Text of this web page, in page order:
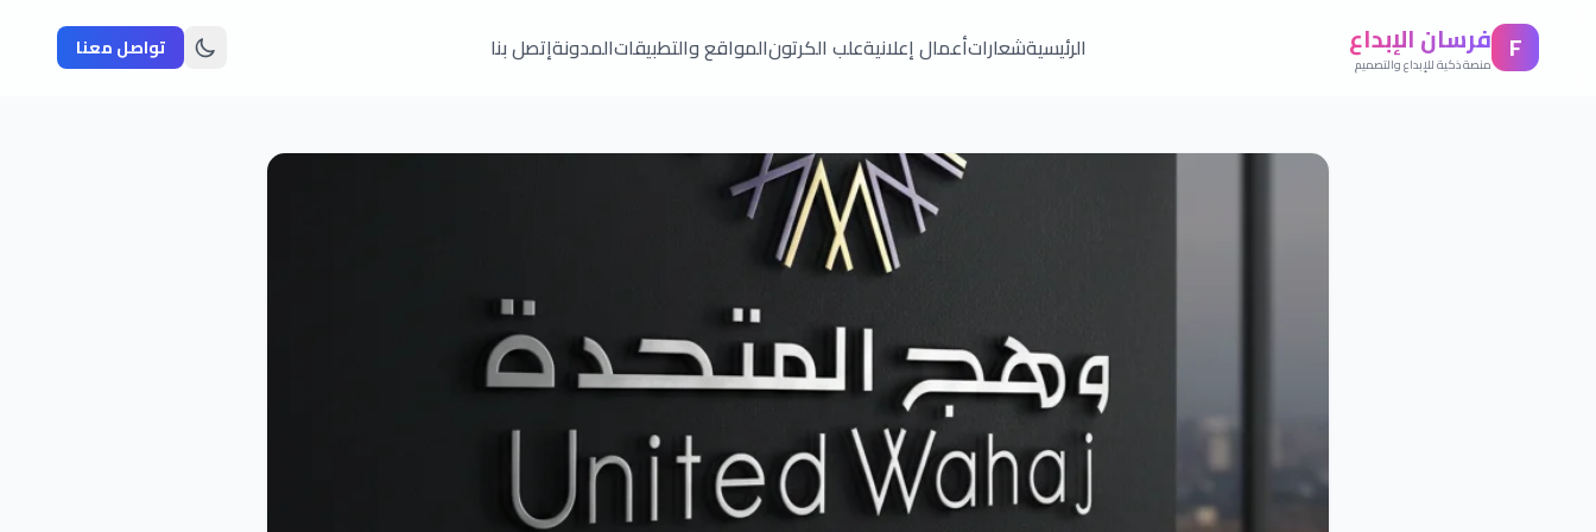
F فرسان الإبداع
منصة ذكية للإبداع والتصميم الرئيسيةشعاراتأعمال إعلانيةعلب الكرتونالمواقع والتطبيقاتالمدونةإتصل بنا تواصل معنا